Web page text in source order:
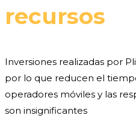
recursos
Inversiones realizadas por
por lo que reducen el
operadores móviles y las
son insignificantes